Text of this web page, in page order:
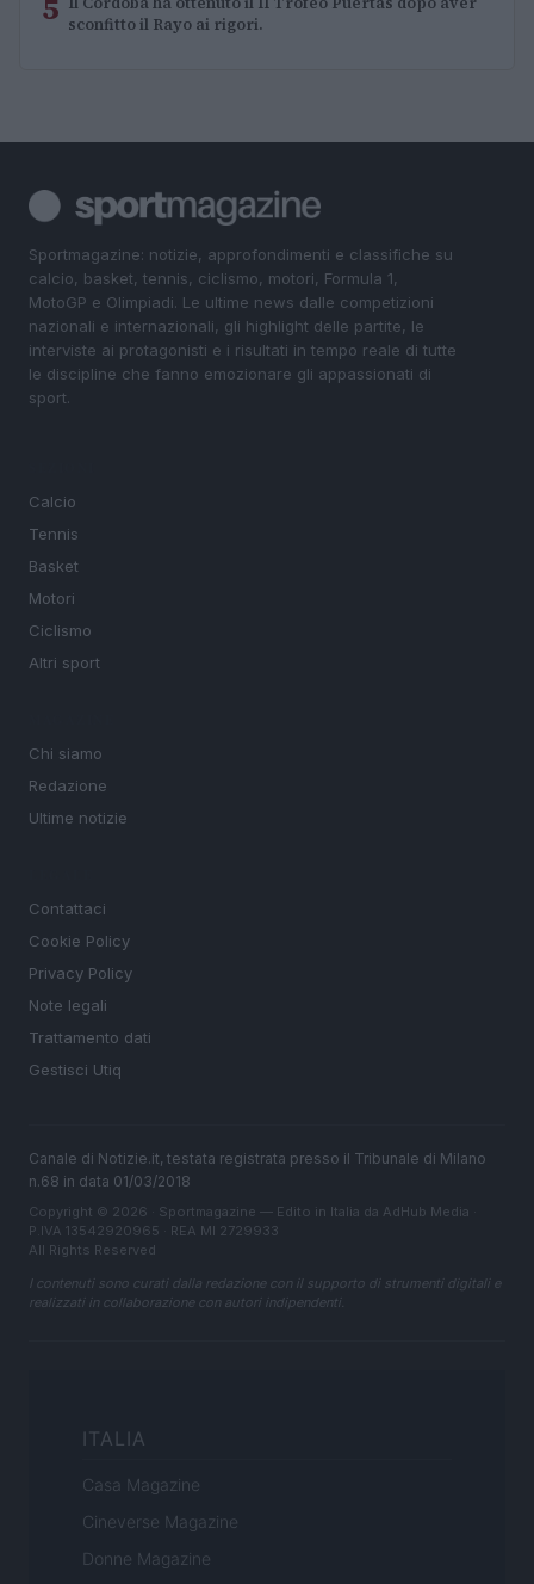
sconfitto il Rayo ai rigori.
Sportmagazine: notizie, approfondimenti e classifiche su
calcio, basket, tennis, ciclismo, motori, Formula 1,
MotoGP e Olimpiadi. Le ultime news dalle competizioni
nazionali e internazionali, gli highlight delle partite, le
interviste ai protagonisti e i risultati in tempo reale di tutte
le discipline che fanno emozionare gli appassionati di
sport.
Calcio
Tennis
Basket
Motori
Ciclismo
Altri sport
Chi siamo
Redazione
Ultime notizie
Contattaci
Cookie Policy
Privacy Policy
Note legali
Trattamento dati
Gestisci Utiq
Canale di Notizie.it, testata registrata presso il Tribunale di Milano
n.68 in data 01/03/2018
Copyright © 2026 · Sportmagazine — Edito in Italia da AdHub Media
P.IVA 13542920965 · REA MI 2729933
All Rights Reserved
I contenuti sono curati dalla redazione con il supporto di strumenti digitali e
realizzati in collaborazione con autori indipendenti.
ITALIA
Casa Magazine
Cineverse Magazine
Donne Magazine